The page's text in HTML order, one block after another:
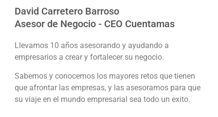
David Carretero Barroso
Asesor de Negocio - CEO Cuentamas
Llevamos 10 años asesorando y ayudando a
empresarios a crear y fortalecer su negocio.
Sabemos y conocemos los mayores retos que tienen
que afrontar las empresas, y las asesoramos para que
su viaje en el mundo empresarial sea todo un exito.